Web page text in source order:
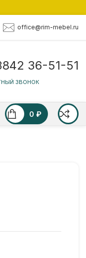
office@rim-mebel.ru
36-51-51
ЗВОНОК
0 ₽